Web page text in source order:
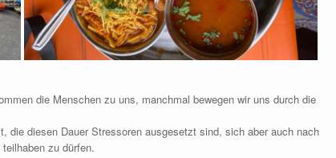
die Menschen zu uns, manchmal bewegen wir uns durch die
die diesen Dauer Stressoren ausgesetzt sind, sich aber auch nach
zu dürfen.